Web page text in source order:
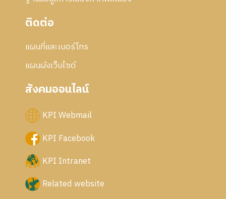
ติดต่อ
แผนที่และเบอร์โทร
แผนผังเว็บไซด์
สังคมออนไลน์
KPI Webmail
KPI Facebook
KPI Intranet
Related website